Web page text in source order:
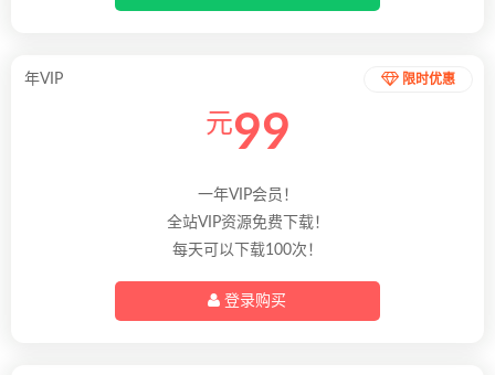
限时优惠
年VIP
元99
一年VIP会员！
全站VIP资源免费下载！
每天可以下载100次！
登录购买